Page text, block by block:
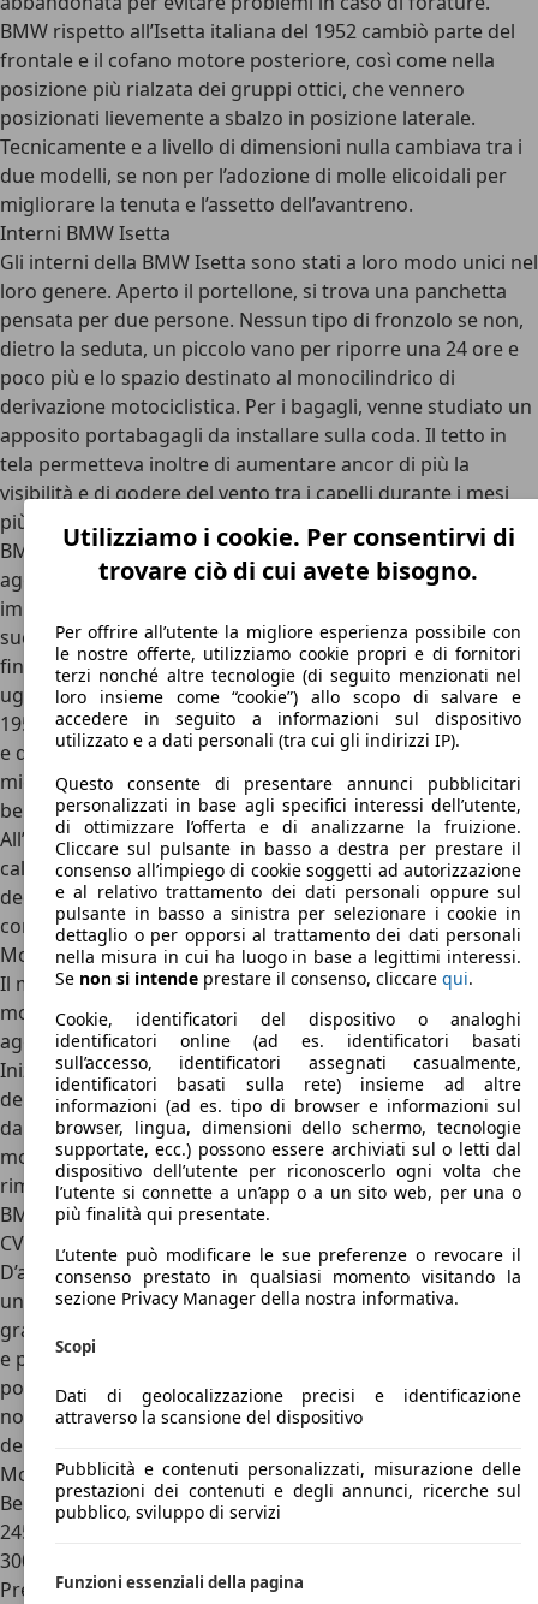
BMW rispetto all’Isetta italiana del 1952 cambiò parte del
frontale e il cofano motore posteriore, così come nella
posizione più rialzata dei gruppi ottici, che vennero
posizionati lievemente a sbalzo in posizione laterale.
Tecnicamente e a livello di dimensioni nulla cambiava tra i
due modelli, se non per l’adozione di molle elicoidali per
migliorare la tenuta e l’assetto dell’avantreno.
Interni BMW Isetta
Gli interni della BMW Isetta sono stati a loro modo unici nel
loro genere. Aperto il portellone, si trova una panchetta
pensata per due persone. Nessun tipo di fronzolo se non,
dietro la seduta, un piccolo vano per riporre una 24 ore e
poco più e lo spazio destinato al monocilindrico di
derivazione motociclistica. Per i bagagli, venne studiato un
apposito portabagagli da installare sulla coda. Il tetto in
tela permetteva inoltre di aumentare ancor di più la
visibilità e di godere del vento tra i capelli durante i mesi
più caldi.
BMW volle poi modificare il progetto dello Iso Isetta
aggiungendo ivetri laterali scorrevoli e un piccolo
impianto di riscaldamento per l’inverno
successivamente nuove versioni della BMW Isetta, sul
finire degli anni ‘50, complice l’avvento di vetture
ugualmente economiche ma dai volumi più classici. Del
1957 è la BMW Isetta 600, pensata per ospitare 4 persone,
e del 1959 la BMW 700, ormai distante dal concetto di
microvettura e più vicino a quella di una vera e propria
berlina per famiglie.
All’inizio degli anni ‘60 la produzione cessò perché era
calato l’interesse per quella che era rimasta per quasi un
decennio l’auto di riferimento per il popolo tedesco, un po’
come avvenne da noi in Italia con laFiat 500, nata nel 1957.
Motori BMW Isetta
Il motore della BMW Isettaè sempre stato un
monocilindrico di derivazione motociclistica ma è stato
aggiornato durante gli anni di commercializzazione.
Inizialmente venne adottato il motore da 11 CV e 245 cc,
derivato dalla BMW R25/3. 2,5 CV in più grazie al passaggio
dai due ai quattro tempi rispetto al motore, sempre
monocilindrico, della Iso Rivolta, anche se le prestazioni
rimanevano all’incirca le stesse. Arrivò successivamente la
BMW 300: il motore della Isetta passò a una potenza di 13
CV.
D’altro canto non serve a nulla avere un motore potente e
unico, quello che conta realmente è avere un motore in
grado di muovere un veicolo pensato e studiato per la città
e per i brevi spostamenti, il tutto senza rinunciare a
portare con sé una persona. La conformazione delle ruote
non garantiva certo l’installazione di motori potenti e di
derivazione BMW.
Motori BMW Isetta
Benzina
245 cc, 11 CV
300 cc, 13 CV
Prezzi BMW Isetta
Utilizziamo i cookie. Per consentirvi di
trovare ciò di cui avete bisogno.
Per offrire all’utente la migliore esperienza possibile con
le nostre offerte, utilizziamo cookie propri e di fornitori
terzi nonché altre tecnologie (di seguito menzionati nel
loro insieme come “cookie”) allo scopo di salvare e
accedere in seguito a informazioni sul dispositivo
utilizzato e a dati personali (tra cui gli indirizzi IP).
Questo consente di presentare annunci pubblicitari
personalizzati in base agli specifici interessi dell’utente,
di ottimizzare l’offerta e di analizzarne la fruizione.
Cliccare sul pulsante in basso a destra per prestare il
consenso all’impiego di cookie soggetti ad autorizzazione
e al relativo trattamento dei dati personali oppure sul
pulsante in basso a sinistra per selezionare i cookie in
dettaglio o per opporsi al trattamento dei dati personali
nella misura in cui ha luogo in base a legittimi interessi.
Se non si intende prestare il consenso, cliccare qui.
Cookie, identificatori del dispositivo o analoghi
identificatori online (ad es. identificatori basati
sull’accesso, identificatori assegnati casualmente,
identificatori basati sulla rete) insieme ad altre
informazioni (ad es. tipo di browser e informazioni sul
browser, lingua, dimensioni dello schermo, tecnologie
supportate, ecc.) possono essere archiviati sul o letti dal
dispositivo dell’utente per riconoscerlo ogni volta che
l’utente si connette a un’app o a un sito web, per una o
più finalità qui presentate.
L’utente può modificare le sue preferenze o revocare il
consenso prestato in qualsiasi momento visitando la
sezione Privacy Manager della nostra informativa.
Scopi
Dati di geolocalizzazione precisi e identificazione
attraverso la scansione del dispositivo
Pubblicità e contenuti personalizzati, misurazione delle
prestazioni dei contenuti e degli annunci, ricerche sul
pubblico, sviluppo di servizi
Funzioni essenziali della pagina